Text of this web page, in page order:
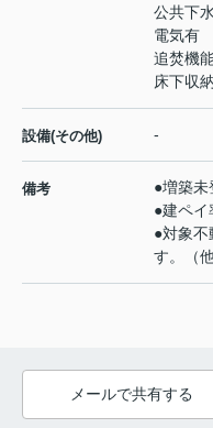
公共下水
電気有
追焚機
床下収納
設備(その他) -
備考
●増築未
●建ペイ
●対象不
す。（
メールで共有する